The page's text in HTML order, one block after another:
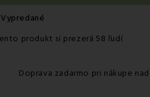
Vypredané
produkt si prezerá 58 ľudí
Doprava zadarmo pri nákupe